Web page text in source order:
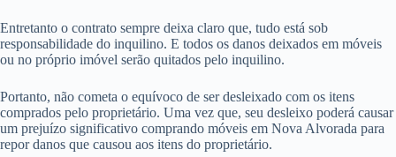
Entretanto o contrato sempre deixa claro que, tudo está sob
responsabilidade do inquilino. E todos os danos deixados em móveis
ou no próprio imóvel serão quitados pelo inquilino.
Portanto, não cometa o equívoco de ser desleixado com os itens
comprados pelo proprietário. Uma vez que, seu desleixo poderá causar
um prejuízo significativo comprando móveis em Nova Alvorada para
repor danos que causou aos itens do proprietário.